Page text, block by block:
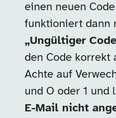
einen neuen
funktioniert dann
„Ungültiger
den Code korrekt
Achte auf
und O oder 1 und
E-Mail nicht